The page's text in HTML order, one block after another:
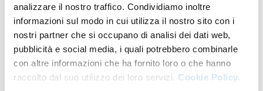
analizzare il nostro traffico. Condividiamo inoltre
informazioni sul modo in cui utilizza il nostro sito con i
nostri partner che si occupano di analisi dei dati web,
pubblicità e social media, i quali potrebbero combinarle
con altre informazioni che ha fornito loro o che hanno
raccolto dal suo utilizzo dei loro servizi. Cookie Policy.
Altro personale della struttura a questo
indirizzo